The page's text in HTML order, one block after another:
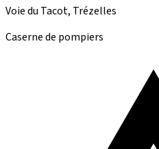
Voie du Tacot, Trézelles
Caserne de pompiers